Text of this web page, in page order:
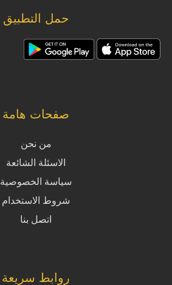
حمل التطبيق
صفحات هامة
من نحن
الاسئلة الشائعة
سياسة الخصوصية
شروط الاستخدام
اتصل بنا
روابط سريعة